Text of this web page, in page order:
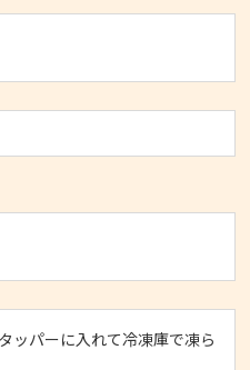
ッパーに入れて冷凍庫で凍ら